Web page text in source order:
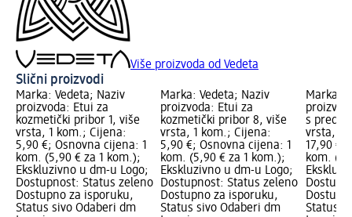
Više proizvoda od Vedeta
Slični proizvodi
Marka: Vedeta; Naziv
proizvoda: Etui za
kozmetički pribor 1, više
vrsta, 1 kom.; Cijena:
5,90 €; Osnovna cijena: 1
kom. (5,90 € za 1 kom.);
Ekskluzivno u dm-u Logo;
Dostupnost: Status zeleno
Dostupno za isporuku,
Status sivo Odaberi dm
Marka: Vedeta; Naziv
proizvoda: Etui za
kozmetički pribor 8, više
vrsta, 1 kom.; Cijena:
5,90 €; Osnovna cijena: 1
kom. (5,90 € za 1 kom.);
Ekskluzivno u dm-u Logo;
Dostupnost: Status zeleno
Dostupno za isporuku,
Status sivo Odaberi dm
Marka:
s
vrsta, 1
17,90 €;
kom.
Status